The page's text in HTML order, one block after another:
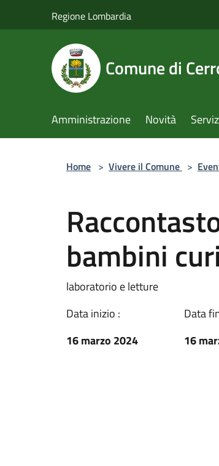
Regione Lombardia
Comune di
Amministrazione Novità
Home > Vivere il Comune >
bambini
laboratorio e letture
Data inizio :
16 marzo 2024
Data
16